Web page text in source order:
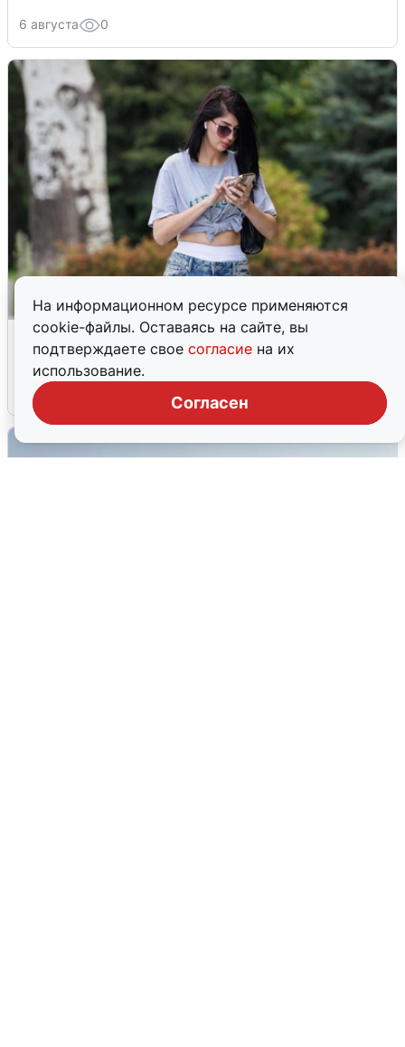
На информационном ресурсе применяются
cookie-файлы. Оставаясь на сайте, вы
подтверждаете свое согласие на их
использование.
Согласен
6 августа 0
Волгоградцы остались без
мобильного интернета
6 августа